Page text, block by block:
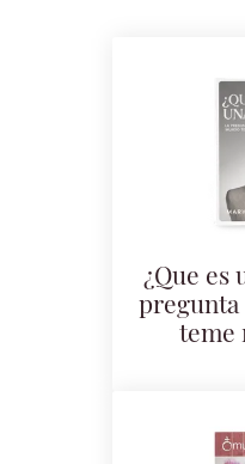
¿Que es
pregunta
teme